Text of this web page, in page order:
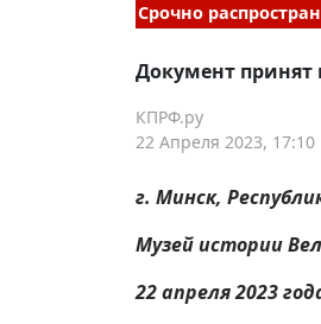
Срочно
Документ
КПРФ.ру
22 Апреля 2023, 17:10
г. Минск,
Музей истории
22 апреля 2023